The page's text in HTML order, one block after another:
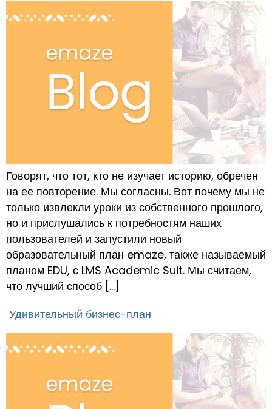
Говорят, что тот, кто не изучает историю, обречен
на ее повторение. Мы согласны. Вот почему мы не
только извлекли уроки из собственного прошлого,
но и прислушались к потребностям наших
пользователей и запустили новый
образовательный план emaze, также называемый
планом EDU, с LMS Academic Suit. Мы считаем,
что лучший способ […]
Удивительный бизнес-план